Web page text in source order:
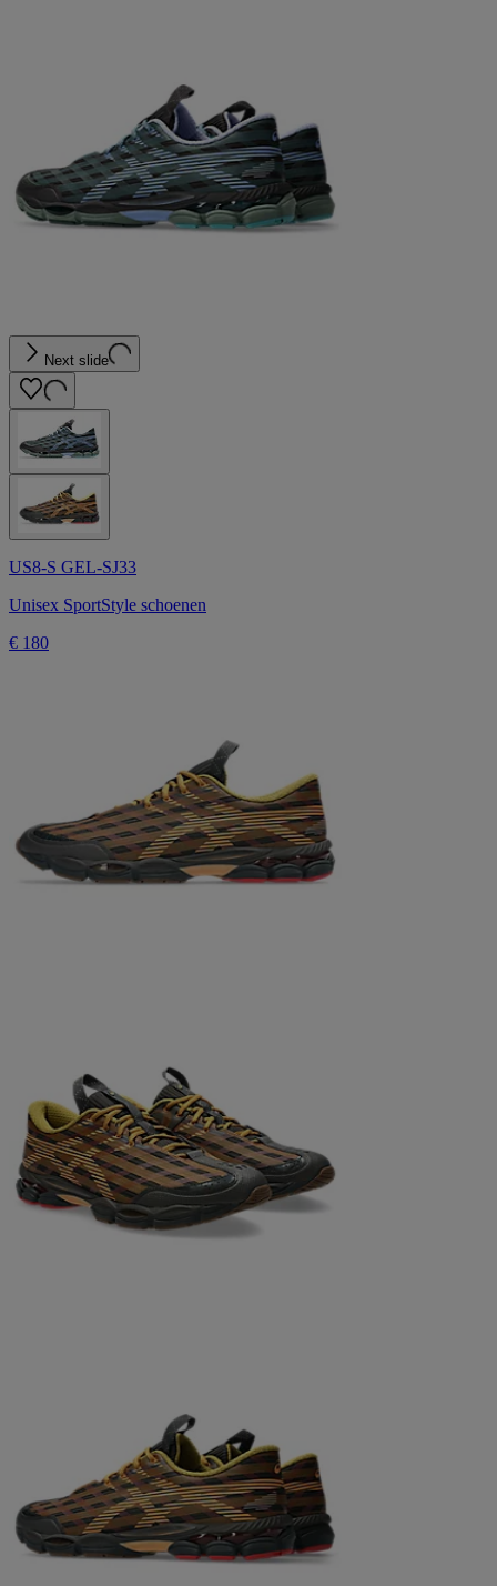
Next slide
US8-S GEL-SJ33
Unisex SportStyle schoenen
€ 180